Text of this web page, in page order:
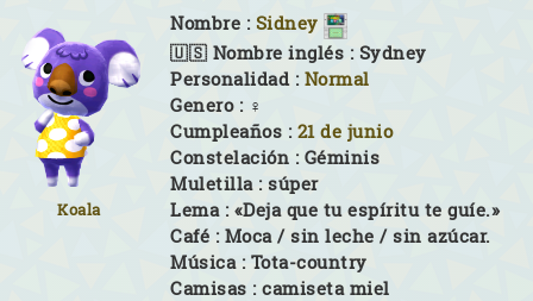
Koala
Nombre : Sidney
🇺🇸 Nombre inglés : Sydney
Personalidad : Normal
Genero : ♀
Cumpleaños : 21 de junio
Constelación : Géminis
Muletilla : súper
Lema : «Deja que tu espíritu te guíe.»
Café : Moca / sin leche / sin azúcar.
Música : Tota-country
Camisas : camiseta miel